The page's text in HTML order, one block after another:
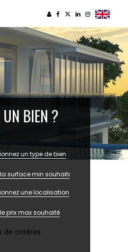
BIEN ?
un type de bien
une localisation
de critères